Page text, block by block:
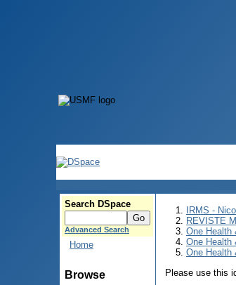
Search DSpace
Advanced Search
Home
Browse
IRMS -
REVISTE
One Health
One Health
One Health
Please use this